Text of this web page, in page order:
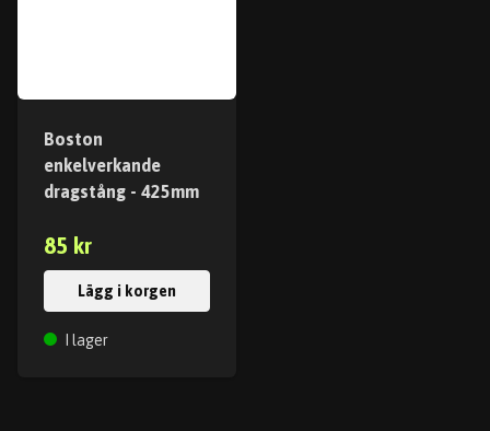
Boston
enkelverkande
dragstång - 425mm
85 kr
Lägg i korgen
I lager